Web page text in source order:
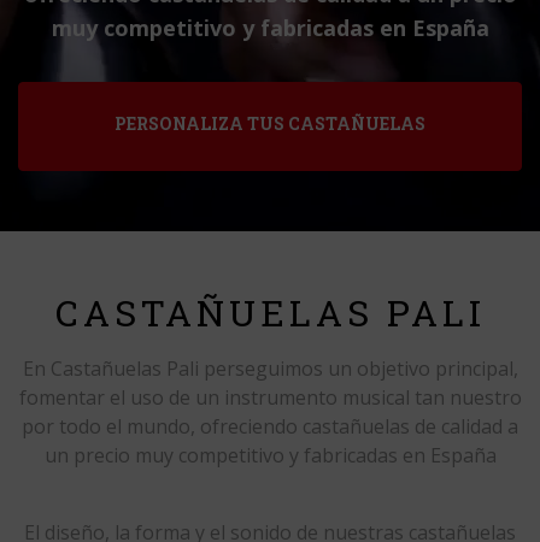
muy competitivo y fabricadas en España
PERSONALIZA TUS CASTAÑUELAS
CASTAÑUELAS PALI
En Castañuelas Pali perseguimos un objetivo principal,
fomentar el uso de un instrumento musical tan nuestro
por todo el mundo, ofreciendo castañuelas de calidad a
un precio muy competitivo y fabricadas en España
El diseño, la forma y el sonido de nuestras castañuelas